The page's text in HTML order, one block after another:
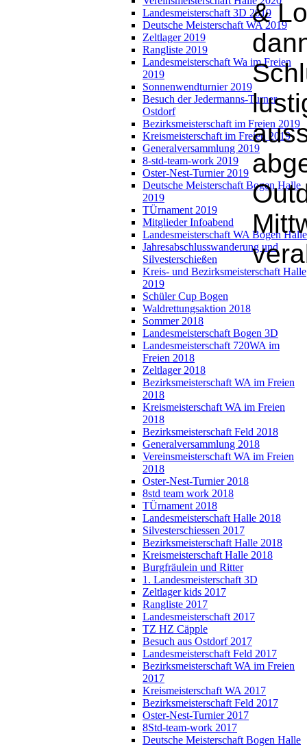
Landesmeisterschaft 3D 2019
Deutsche Meisterschaft WA 2019
Zeltlager 2019
Rangliste 2019
Landesmeisterschaft Wa im Freien
2019
Sonnenwendturnier 2019
Besuch der Jedermanns-Turner
Ostdorf
Bezirksmeisterschaft im Freien 2019
Kreismeisterschaft im Freien 2019
Generalversammlung 2019
8-std-team-work 2019
Oster-Nest-Turnier 2019
Deutsche Meisterschaft Bogen Halle
2019
TÜrnament 2019
Mitglieder Infoabend
Landesmeisterschaft WA Bogen Halle
Jahresabschlusswanderung und
Silvesterschießen
Kreis- und Bezirksmeisterschaft Halle
2019
Schüler Cup Bogen
Waldrettungsaktion 2018
Sommer 2018
Landesmeisterschaft Bogen 3D
Landesmeisterschaft 720WA im
Freien 2018
Zeltlager 2018
Bezirksmeisterschaft WA im Freien
2018
Kreismeisterschaft WA im Freien
2018
Bezirksmeisterschaft Feld 2018
Generalversammlung 2018
Vereinsmeisterschaft WA im Freien
2018
Oster-Nest-Turnier 2018
8std team work 2018
TÜrnament 2018
Landesmeisterschaft Halle 2018
Silvesterschiessen 2017
Bezirksmeisterschaft Halle 2018
Kreismeisterschaft Halle 2018
Burgfräulein und Ritter
1. Landesmeisterschaft 3D
Zeltlager kids 2017
Rangliste 2017
Landesmeisterschaft 2017
TZ HZ Cäpple
Besuch aus Ostdorf 2017
Landesmeisterschaft Feld 2017
Bezirksmeisterschaft WA im Freien
2017
Kreismeisterschaft WA 2017
Bezirksmeisterschaft Feld 2017
Oster-Nest-Turnier 2017
8Std-team-work 2017
Deutsche Meisterschaft Bogen Halle
&